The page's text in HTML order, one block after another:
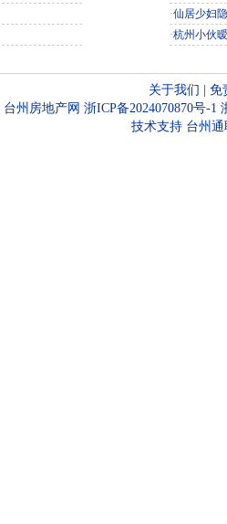
·仙居少妇
·杭州小伙
关于我们
免
台州房地产网 浙ICP备2024070870号-1
技术支持 台州